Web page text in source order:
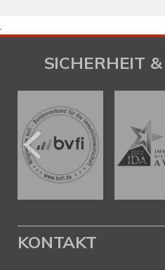
.
SICHERHEIT
KONTAKT